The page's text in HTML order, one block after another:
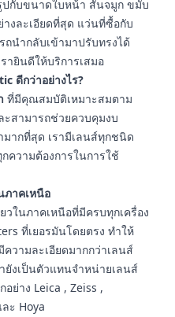
ปกับขนาดใบหน้า สันจมูก ขมับ
งละเอียดที่สุด แว่นที่ซื้อกับ
ถนำกลับเข้ามาปรับทรงได้
ายินดีให้บริการเสมอ
ดีกว่าอย่างไร?
ที่มีคุณสมบัติเหมาะสมตาม
สามารถช่วยควบคุมงบ
ากที่สุด เรามีเลนส์ทุกชนิด
ความต้องการในการใช้
ภาคเหนือ
วในภาคเหนือที่มีครบทุกเครื่อง
ที่เยอรมันโดยตรง ทำให้
วามละเอียดมากกว่าเลนส์
ยังเป็นตัวแทนจำหน่ายเลนส์
ย่าง Leica , Zeiss ,
ะ Hoya